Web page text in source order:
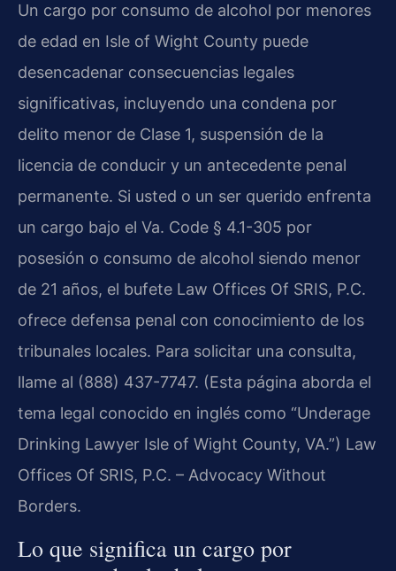
Un cargo por consumo de alcohol por menores
de edad en Isle of Wight County puede
desencadenar consecuencias legales
significativas, incluyendo una condena por
delito menor de Clase 1, suspensión de la
licencia de conducir y un antecedente penal
permanente. Si usted o un ser querido enfrenta
un cargo bajo el Va. Code § 4.1-305 por
posesión o consumo de alcohol siendo menor
de 21 años, el bufete Law Offices Of SRIS, P.C.
ofrece defensa penal con conocimiento de los
tribunales locales. Para solicitar una consulta,
llame al (888) 437-7747. (Esta página aborda el
tema legal conocido en inglés como “Underage
Drinking Lawyer Isle of Wight County, VA.”) Law
Offices Of SRIS, P.C. – Advocacy Without
Borders.
Lo que significa un cargo por